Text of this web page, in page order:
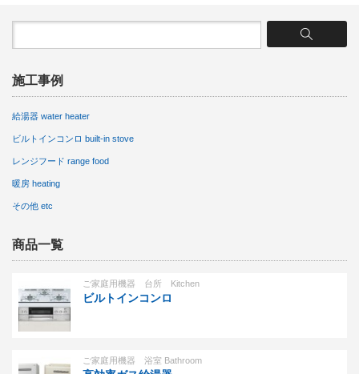
施工事例
給湯器 water heater
ビルトインコンロ built-in stove
レンジフード range food
暖房 heating
その他 etc
商品一覧
ご家庭用機器 台所 Kitchen
ビルトインコンロ
ご家庭用機器 浴室 Bathroom